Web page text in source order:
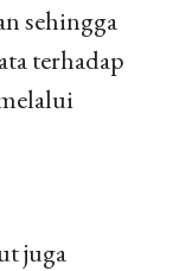
sehingga
terhadap
juga